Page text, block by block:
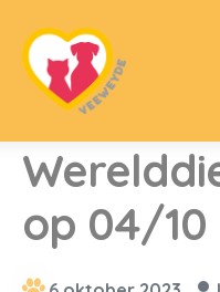
op 04/10